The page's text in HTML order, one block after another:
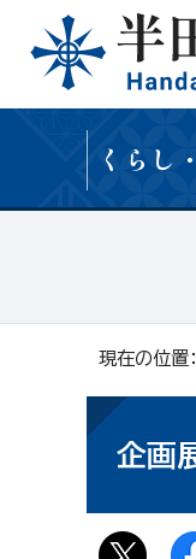
くらし
現在の位置
企画